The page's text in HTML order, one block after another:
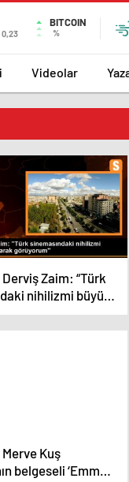
0,23
BITCOIN
%
Videolar
Zaim: “Türk
nihilizmi büyük
olarak görüyorum”
Kuş
belgeseli ‘Emma’